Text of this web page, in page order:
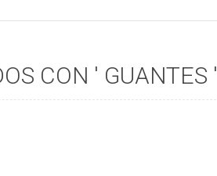
CON ' GUANTES '